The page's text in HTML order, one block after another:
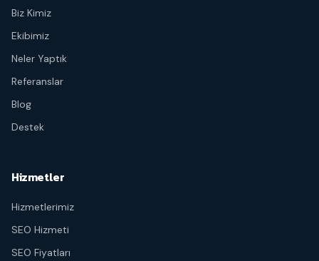
Biz Kimiz
Ekibimiz
Neler Yaptık
Referanslar
Blog
Destek
Hizmetler
Hizmetlerimiz
SEO Hizmeti
SEO Fiyatları